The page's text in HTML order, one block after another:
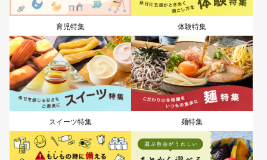
育児特集 体験特集
スイーツ特集 麺特集